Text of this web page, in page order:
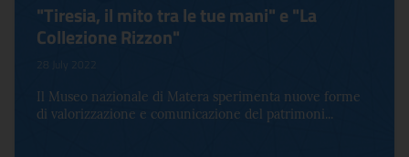
"Tiresia, il mito tra le tue mani" e "La
Collezione Rizzon"
28 July 2022
Il Museo nazionale di Matera sperimenta nuove forme
di valorizzazione e comunicazione del patrimoni...